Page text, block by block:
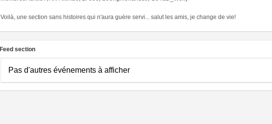
Voilà, une section sans histoires qui n'aura guère servi... salut les amis, je change de vie!
Feed section
Pas d'autres événements à afficher